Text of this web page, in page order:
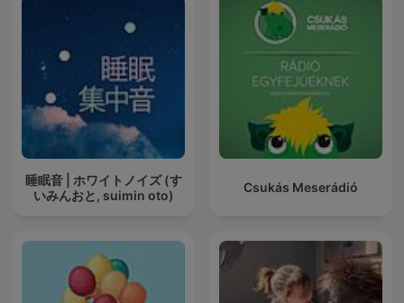
睡眠音 | ホワイトノイズ (す
いみんおと, suimin oto)
Csukás Meserádió